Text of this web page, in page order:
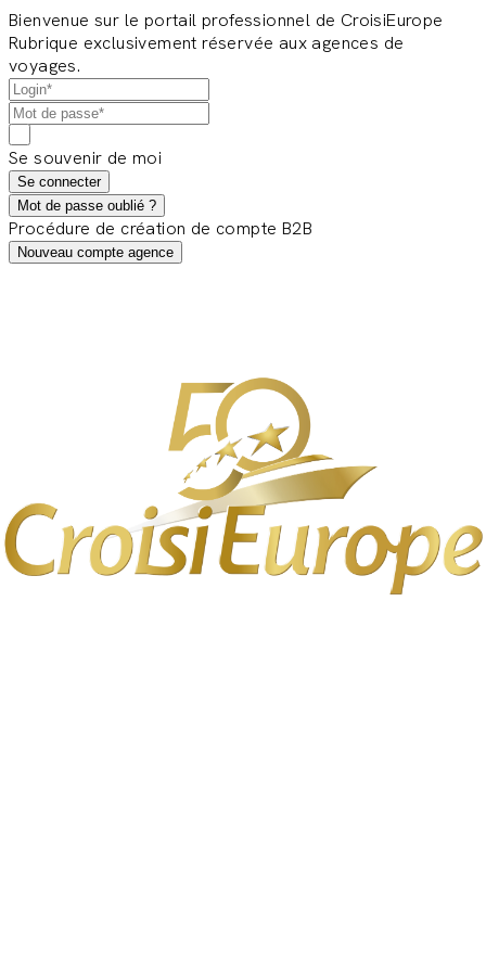
Bienvenue sur le portail professionnel de CroisiEurope
Rubrique exclusivement réservée aux agences de
voyages.
Se souvenir de moi
Se connecter
Mot de passe oublié ?
Procédure de création de compte B2B
Nouveau compte agence